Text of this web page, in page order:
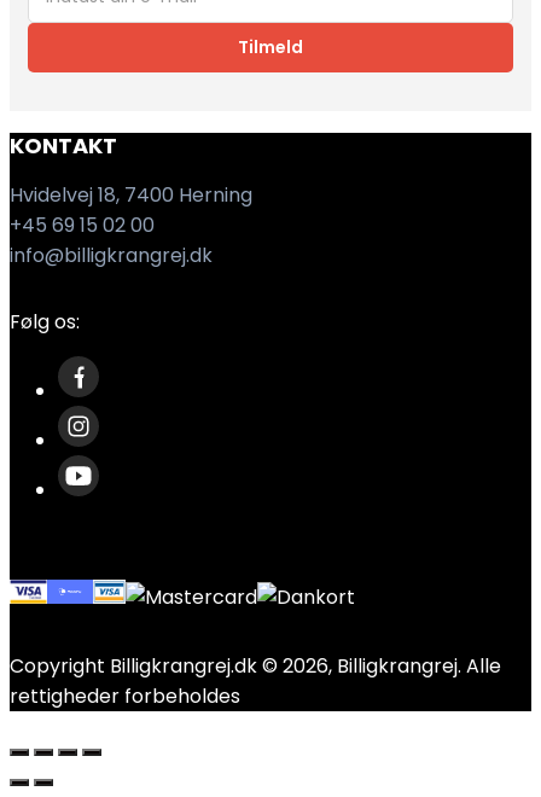
Tilmeld
KONTAKT
Hvidelvej 18, 7400 Herning
+45 69 15 02 00
info@billigkrangrej.dk
Følg os:
Copyright Billigkrangrej.dk © 2026, Billigkrangrej. Alle
rettigheder forbeholdes